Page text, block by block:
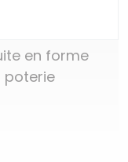
en forme
poterie